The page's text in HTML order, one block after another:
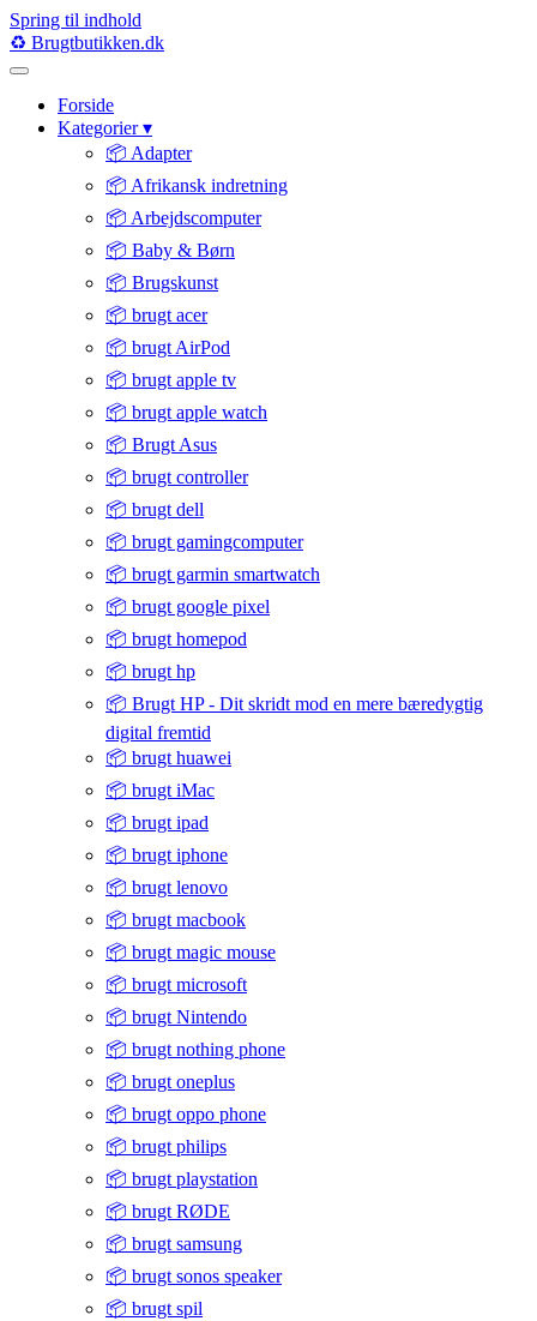
Spring til indhold
♻️ Brugtbutikken.dk
Forside
Kategorier▾
📦 Adapter
📦 Afrikansk indretning
📦 Arbejdscomputer
📦 Baby & Børn
📦 Brugskunst
📦 brugt acer
📦 brugt AirPod
📦 brugt apple tv
📦 brugt apple watch
📦 Brugt Asus
📦 brugt controller
📦 brugt dell
📦 brugt gamingcomputer
📦 brugt garmin smartwatch
📦 brugt google pixel
📦 brugt homepod
📦 brugt hp
📦 Brugt HP - Dit skridt mod en mere bæredygtig
digital fremtid
📦 brugt huawei
📦 brugt iMac
📦 brugt ipad
📦 brugt iphone
📦 brugt lenovo
📦 brugt macbook
📦 brugt magic mouse
📦 brugt microsoft
📦 brugt Nintendo
📦 brugt nothing phone
📦 brugt oneplus
📦 brugt oppo phone
📦 brugt philips
📦 brugt playstation
📦 brugt RØDE
📦 brugt samsung
📦 brugt sonos speaker
📦 brugt spil